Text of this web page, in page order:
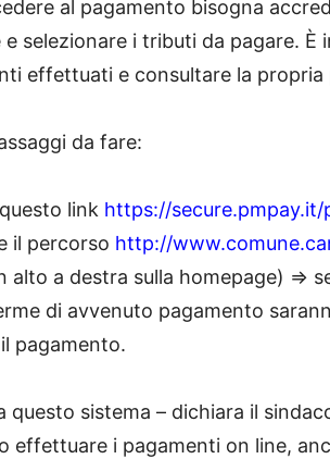
al pagamento bisogna
e selezionare i tributi da pagare. È
effettuati e consultare la propria
da fare:
link https://secure.pmpay.it/
il percorso http://
alto a destra sulla homepage) =>
di avvenuto pagamento
pagamento.
questo sistema – dichiara il
effettuare i pagamenti on line,